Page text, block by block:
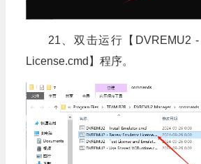
21、双击运行【DVREMU2 -
License.cmd】程序。